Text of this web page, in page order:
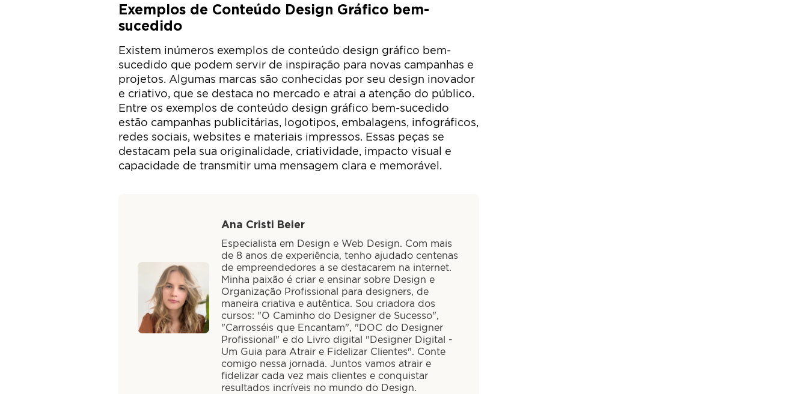
Exemplos de Conteúdo Design Gráfico bem-
sucedido
Existem inúmeros exemplos de conteúdo design gráfico bem-
sucedido que podem servir de inspiração para novas campanhas e
projetos. Algumas marcas são conhecidas por seu design inovador
e criativo, que se destaca no mercado e atrai a atenção do público.
Entre os exemplos de conteúdo design gráfico bem-sucedido
estão campanhas publicitárias, logotipos, embalagens, infográficos,
redes sociais, websites e materiais impressos. Essas peças se
destacam pela sua originalidade, criatividade, impacto visual e
capacidade de transmitir uma mensagem clara e memorável.
Ana Cristi Beier
Especialista em Design e Web Design. Com mais
de 8 anos de experiência, tenho ajudado centenas
de empreendedores a se destacarem na internet.
Minha paixão é criar e ensinar sobre Design e
Organização Profissional para designers, de
maneira criativa e autêntica. Sou criadora dos
cursos: "O Caminho do Designer de Sucesso",
"Carrosséis que Encantam", "DOC do Designer
Profissional" e do Livro digital "Designer Digital -
Um Guia para Atrair e Fidelizar Clientes". Conte
comigo nessa jornada. Juntos vamos atrair e
fidelizar cada vez mais clientes e conquistar
resultados incríveis no mundo do Design.